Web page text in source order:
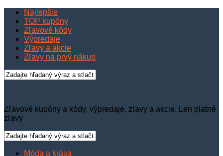
Najlepšie
TOP kupóny
Zľavové kódy
Výpredaje
Zľavy a akcie
Zľavy na prvý nákup
Zľavové kupóny a kódy, výpredaje, zľavy a akcie. Len platné
zľavy
Móda a krása